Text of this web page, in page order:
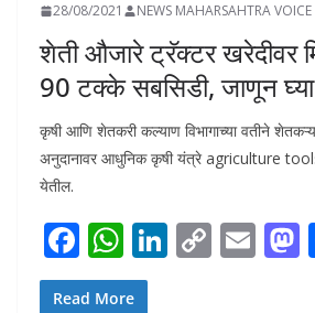
28/08/2021 NEWS MAHARSAHTRA VOICE
शेती औजारे ट्रॅक्टर खरेदीवर
90 टक्के सबसिडी, जाणून
कृषी आणि शेतकरी कल्याण विभागाच्या वतीने
अनुदानावर आधुनिक कृषी यंत्रे agriculture
येतील.
F
ac
W
h
Li C E
Read More